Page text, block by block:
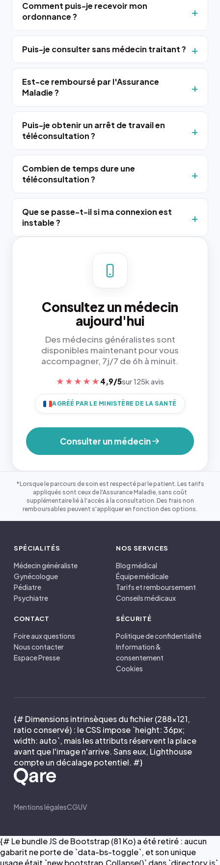
Comment puis-je recevoir mon
ordonnance ?
Puis-je consulter sans médecin traitant ?
Est-ce remboursé par l'Assurance
Maladie ?
Puis-je obtenir un arrêt de travail en
téléconsultation ?
Combien de temps dure une
téléconsultation ?
Que se passe-t-il si ma connexion est
instable ?
Consultez un médecin
aujourd'hui
Des médecins généralistes sont
disponibles maintenant pour vous
accompagner, 7j/7 de 6h à minuit.
★★★★★ 4,9/5sur 125k avis
AGRÉÉ PAR LE MINISTÈRE DE LA SANTÉ
Consulter un médecin
*Lorsque le parcours de soin est respecté par le patient. Les tarifs
appliqués sont ceux de l'Assurance Maladie, sans coût
supplémentaire lié à l'accès à la consultation. Des frais non
remboursables peuvent s'appliquer en fonction des options.
SPÉCIALITÉS
Médecin généraliste
Gynécologue
Pédiatre
Psychiatre
NOS SERVICES
Blog médical
Équipe médicale
Tarifs et remboursement
Conseils médicaux
CONTACT
Foire aux questions
Nous contacter
Espace Presse
SÉCURITÉ
Politique de confidentialité
Information &
consentement
Cookies
{# Dimensions intrinsèques du fichier (288×121,
ratio conservé) : le CSS impose `height: 36px;
width: auto`, mais les attributs réservent la place
avant que l'image n'arrive. Sans eux, Lighthouse
compte un décalage potentiel. #}
Mentions légalesCGUV
{# Le bundle JS de Bootstrap (81 Ko) a été retiré : aucun
gabarit ne porte de `data-bs-toggle`, et son unique
usage était `new bootstrap.Collapse()` dans `directory.js`